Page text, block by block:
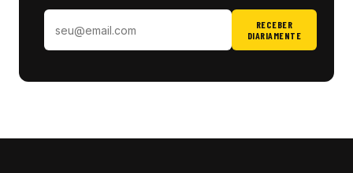
RECEBER
DIARIAMENTE